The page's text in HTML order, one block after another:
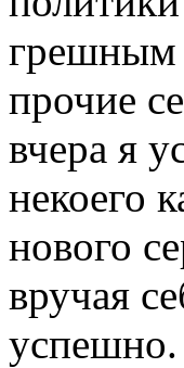
грешным
прочие
вчера я
некоего
нового
вручая
успешно.